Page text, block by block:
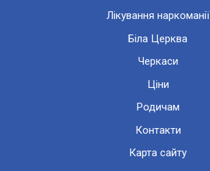
Лікування наркоманії
Біла Церква
Черкаси
Ціни
Родичам
Контакти
Карта сайту